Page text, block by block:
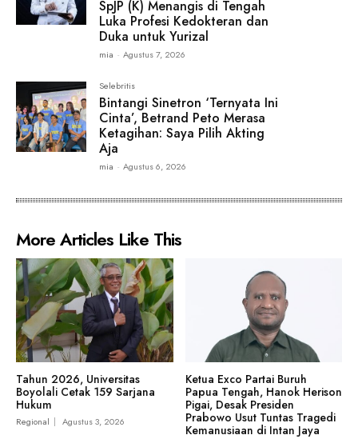
SpJP (K) Menangis di Tengah
Luka Profesi Kedokteran dan
Duka untuk Yurizal
mia - Agustus 7, 2026
Selebritis
Bintangi Sinetron ‘Ternyata Ini
Cinta’, Betrand Peto Merasa
Ketagihan: Saya Pilih Akting
Aja
mia - Agustus 6, 2026
More Articles Like This
Tahun 2026, Universitas
Boyolali Cetak 159 Sarjana
Hukum
Regional Agustus 3, 2026
Ketua Exco Partai Buruh
Papua Tengah, Hanok Herison
Pigai, Desak Presiden
Prabowo Usut Tuntas Tragedi
Kemanusiaan di Intan Jaya